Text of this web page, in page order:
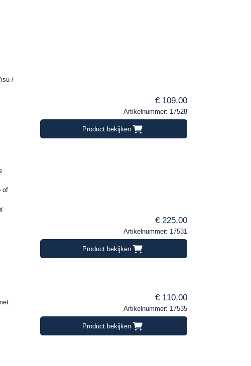
/
€ 109,00
Artikelnummer: 17528
Product bekijken
of
€ 225,00
Artikelnummer: 17531
Product bekijken
€ 110,00
Artikelnummer: 17535
Product bekijken